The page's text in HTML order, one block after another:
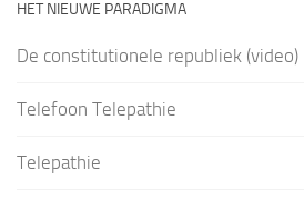
HET NIEUWE PARADIGMA
De constitutionele republiek (video)
Telefoon Telepathie
Telepathie